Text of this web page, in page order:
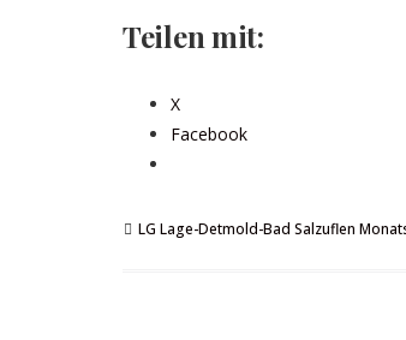
Teilen mit:
X
Facebook
LG Lage-Detmold-Bad Salzuflen